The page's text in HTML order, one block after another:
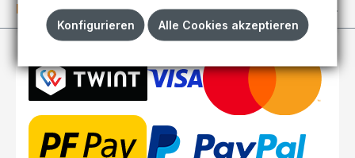
Kundenkonto
Konfigurieren Alle Cookies akzeptieren